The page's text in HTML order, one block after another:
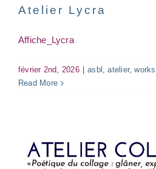
Atelier Lycra
Affiche_Lycra
février 2nd, 2026 asbl ,atelier,
Read More